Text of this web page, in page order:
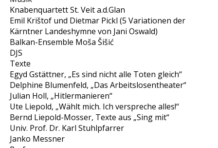
Knabenquartett St. Veit a.d.Glan
Emil Krištof und Dietmar Pickl (5 Variationen der
Kärntner Landeshymne von Jani Oswald)
Balkan-Ensemble Moša Šišić
DJS
Texte
Egyd Gstättner, „Es sind nicht alle Toten gleich“
Delphine Blumenfeld, „Das Arbeitslosentheater“
Julian Holl, „Hitlermanieren“
Ute Liepold, „Wählt mich. Ich verspreche alles!“
Bernd Liepold-Mosser, Texte aus „Sing mit“
Univ. Prof. Dr. Karl Stuhlpfarrer
Janko Messner